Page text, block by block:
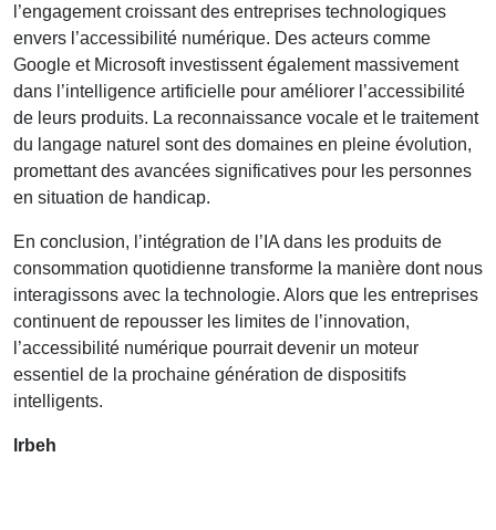
l’engagement croissant des entreprises technologiques
envers l’accessibilité numérique. Des acteurs comme
Google et Microsoft investissent également massivement
dans l’intelligence artificielle pour améliorer l’accessibilité
de leurs produits. La reconnaissance vocale et le traitement
du langage naturel sont des domaines en pleine évolution,
promettant des avancées significatives pour les personnes
en situation de handicap.
En conclusion, l’intégration de l’IA dans les produits de
consommation quotidienne transforme la manière dont nous
interagissons avec la technologie. Alors que les entreprises
continuent de repousser les limites de l’innovation,
l’accessibilité numérique pourrait devenir un moteur
essentiel de la prochaine génération de dispositifs
intelligents.
lrbeh